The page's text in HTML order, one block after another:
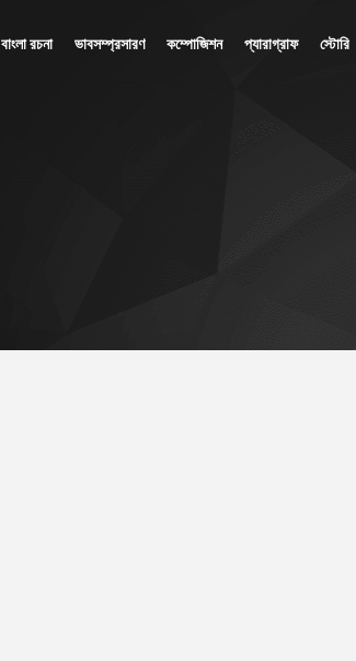
বাংলা রচনা ভাবসম্প্রসারণ কম্পোজিশন প্যারাগ্রাফ স্টোরি